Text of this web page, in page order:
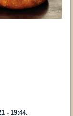
- 19:44.